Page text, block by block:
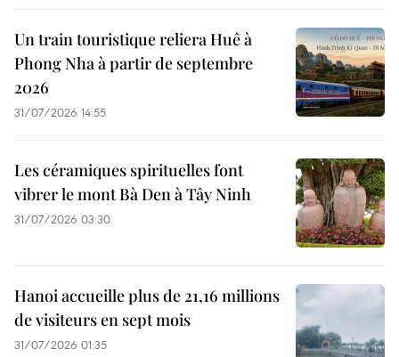
Un train touristique reliera Huê à
Phong Nha à partir de septembre
2026
31/07/2026 14:55
Les céramiques spirituelles font
vibrer le mont Bà Den à Tây Ninh
31/07/2026 03:30
Hanoi accueille plus de 21,16 millions
de visiteurs en sept mois ​
31/07/2026 01:35